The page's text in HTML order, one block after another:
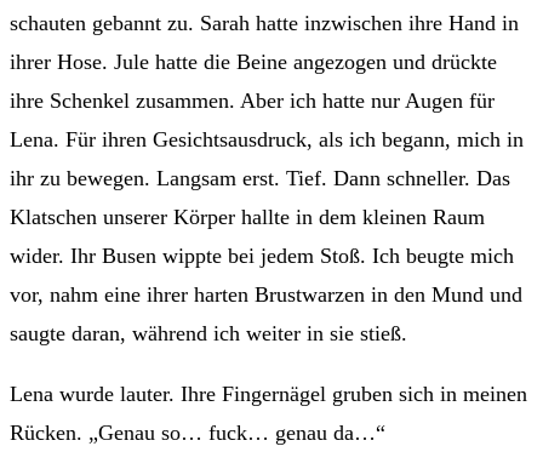
schauten gebannt zu. Sarah hatte inzwischen ihre Hand in
ihrer Hose. Jule hatte die Beine angezogen und drückte
ihre Schenkel zusammen. Aber ich hatte nur Augen für
Lena. Für ihren Gesichtsausdruck, als ich begann, mich in
ihr zu bewegen. Langsam erst. Tief. Dann schneller. Das
Klatschen unserer Körper hallte in dem kleinen Raum
wider. Ihr Busen wippte bei jedem Stoß. Ich beugte mich
vor, nahm eine ihrer harten Brustwarzen in den Mund und
saugte daran, während ich weiter in sie stieß.
Lena wurde lauter. Ihre Fingernägel gruben sich in meinen
Rücken. „Genau so… fuck… genau da…“